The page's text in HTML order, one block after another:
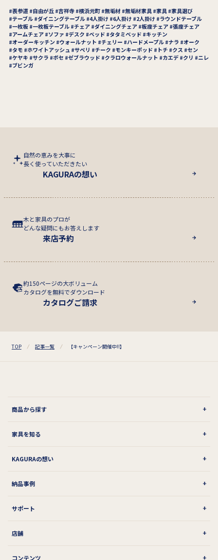
表参道 自由が丘 吉祥寺 横浜元町 無垢材 無垢材家具 家具
家具選び
テーブル ダイニングテーブル 4人掛け 6人掛け 2人掛け
ラウンドテーブル
一枚板 一枚板テーブル チェア ダイニングチェア 板座チェア 張座チェア
アームチェア
ソファ デスク ベッド タタミベッド
キッチン
オーダーキッチン
ウォールナット チェリー ハードメープル ナラ
オーク
タモ
ホワイトアッシュ サペリ チーク モンキーポッド トチ クス
セン
ケヤキ
サクラ ボセ ゼブラウッド クラロウォールナット カエデ クリ
ニレ
ブビンガ
自然の恵みを大事に
長く使っていただきたい
KAGURAの想い
木と家具のプロが
どんな疑問にもお答えします
来店予約
約150ページの大ボリューム
カタログを無料でダウンロード
カタログご請求
TOP 記事一覧 【キャンペーン開催中!!】
商品から探す
家具を知る
KAGURAの想い
納品事例
サポート
店舗
コンテンツ